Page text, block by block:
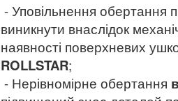
- Уповільнення обертання
виникнути внаслідок
наявності поверхневих
ROLLSTAR;
- Нерівномірне обертання